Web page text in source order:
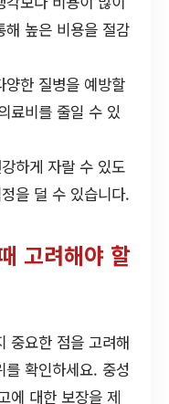
높은 비용을 절감
양한 질병을 예방할
료비를 줄일 수 있
하게 자랄 수 있도
을 덜 수 있습니다.
고려해야 할
중요한 점을 고려해
확인하세요. 중성
에 대한 보장을 제